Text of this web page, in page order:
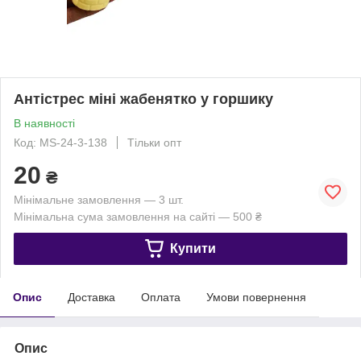
Антістрес міні жабенятко у горшику
В наявності
Код: MS-24-3-138
Тільки опт
20 ₴
Мінімальне замовлення — 3 шт.
Мінімальна сума замовлення на сайті — 500 ₴
Купити
Опис Доставка Оплата Умови повернення
Опис